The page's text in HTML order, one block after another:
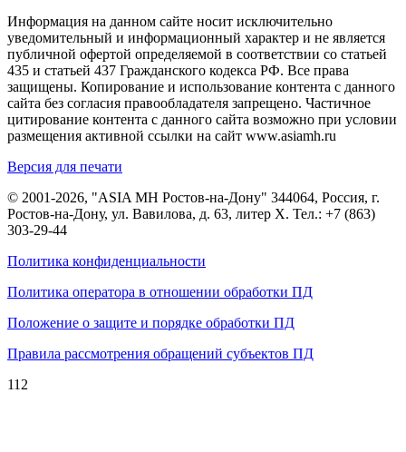
Информация на данном сайте носит исключительно
уведомительный и информационный характер и не является
публичной офертой определяемой в соответствии со статьей
435 и статьей 437 Гражданского кодекса РФ. Все права
защищены. Копирование и использование контента с данного
сайта без согласия правообладателя запрещено. Частичное
цитирование контента с данного сайта возможно при условии
размещения активной ссылки на сайт www.asiamh.ru
Версия для печати
© 2001-2026, "ASIA MH Ростов-на-Дону" 344064, Россия, г.
Ростов-на-Дону, ул. Вавилова, д. 63, литер Х. Тел.: +7 (863)
303-29-44
Политика конфиденциальности
Политика оператора в отношении обработки ПД
Положение о защите и порядке обработки ПД
Правила рассмотрения обращений субъектов ПД
112